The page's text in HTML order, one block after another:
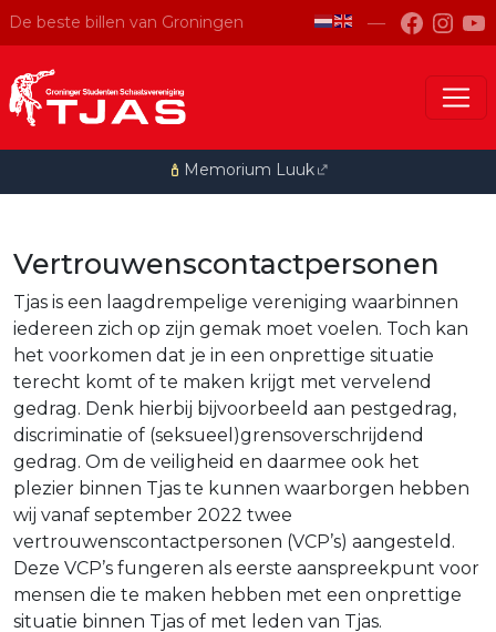
De beste billen van Groningen ―
Memorium Luuk
Vertrouwenscontactpersonen
Tjas is een laagdrempelige vereniging waarbinnen
iedereen zich op zijn gemak moet voelen. Toch kan
het voorkomen dat je in een onprettige situatie
terecht komt of te maken krijgt met vervelend
gedrag. Denk hierbij bijvoorbeeld aan pestgedrag,
discriminatie of (seksueel)grensoverschrijdend
gedrag. Om de veiligheid en daarmee ook het
plezier binnen Tjas te kunnen waarborgen hebben
wij vanaf september 2022 twee
vertrouwenscontactpersonen (VCP’s) aangesteld.
Deze VCP’s fungeren als eerste aanspreekpunt voor
mensen die te maken hebben met een onprettige
situatie binnen Tjas of met leden van Tjas.